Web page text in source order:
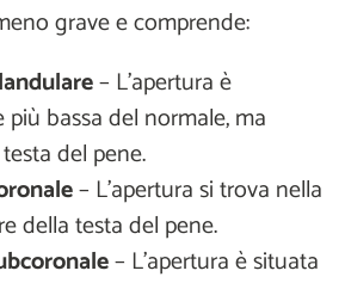
grave e comprende:
– L’apertura è
bassa del normale, ma
del pene.
– L’apertura si trova nella
della testa del pene.
– L’apertura è situata